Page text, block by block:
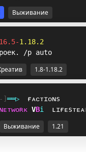
Выживание
1.18.2
/p auto
1.8-1.18.2
‐]══▷
ғᴀᴄᴛɪᴏɴs
ɴᴇᴛᴡᴏʀᴋ MKi ʟɪғᴇsᴛᴇᴀʟ
Выживание 1.21